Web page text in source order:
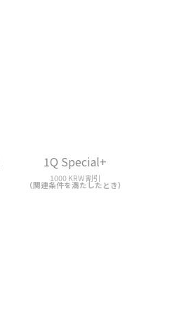
1Q Special+
1000 KRW 割引
（関連条件を満たしたとき）